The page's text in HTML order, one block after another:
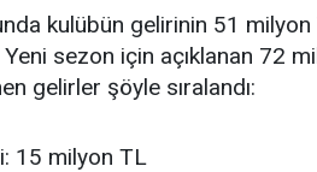
kulübün gelirinin 51
sezon için açıklanan 72
gelirler şöyle sıralandı:
15 milyon TL